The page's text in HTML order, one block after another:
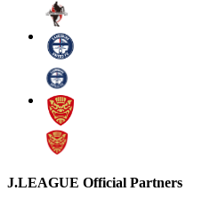
J.LEAGUE Official Partners